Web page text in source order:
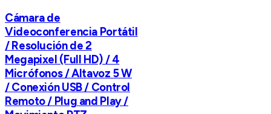
Cámara de
Videoconferencia Portátil
/ Resolución de 2
Megapixel (Full HD) / 4
Micrófonos / Altavoz 5 W
/ Conexión USB / Control
Remoto / Plug and Play /